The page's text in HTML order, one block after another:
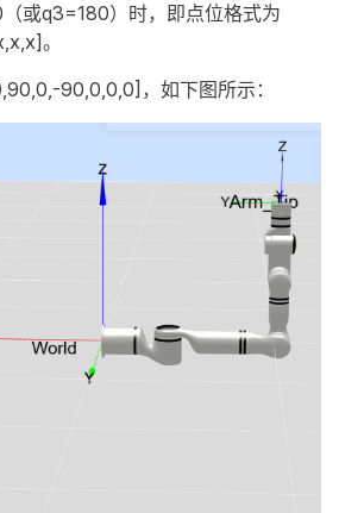
或q3=180）时，即点位格式为
。
90,0,0,0]，如下图所示：